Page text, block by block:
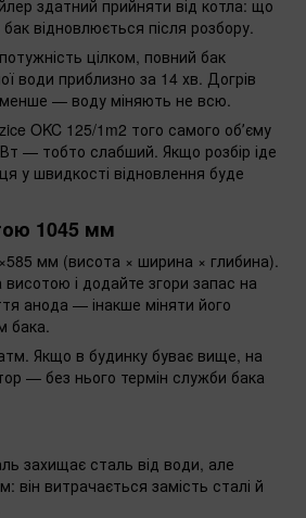
здатний прийняти від котла: що
відновлюється після розбору.
цілком, повний бак
води приблизно за 14 хв. Догрів
менше — воду міняють не всю.
OKC 125/1m2 того самого обʼєму
— тобто слабший. Якщо розбір іде
у швидкості відновлення буде
1045 мм
мм (висота × ширина × глибина).
і додайте згори запас на
анода — інакше міняти його
бака.
Якщо в будинку буває вище, на
— без нього термін служби бака
захищає сталь від води, але
він витрачається замість сталі й